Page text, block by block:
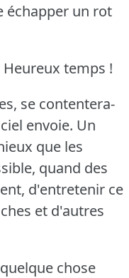
échapper un rot
Heureux temps !
se contentera-
envoie. Un
que les
quand des
d'entretenir ce
et d'autres
chose